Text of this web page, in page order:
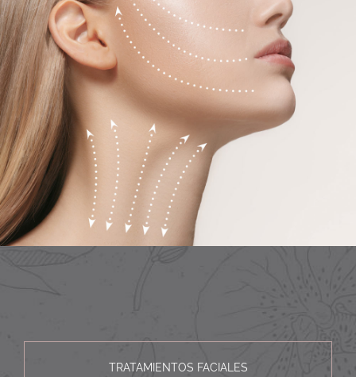
TRATAMIENTOS FACIALES